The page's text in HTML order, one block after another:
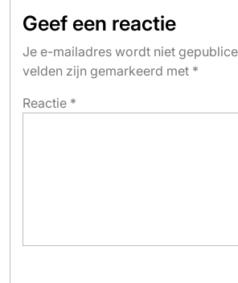
Geef een reactie
Je e-mailadres wordt niet
velden zijn gemarkeerd met *
Reactie *